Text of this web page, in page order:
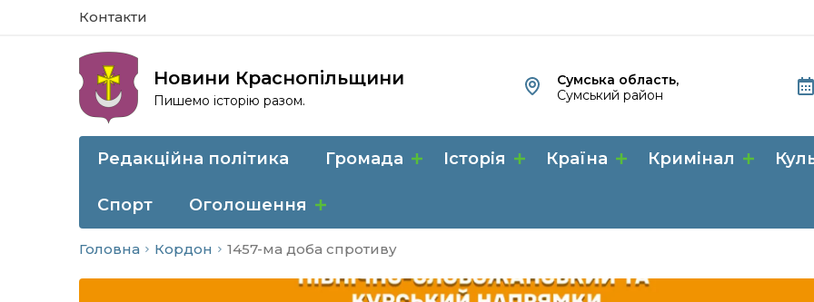
Контакти
Новини Краснопільщини
Пишемо історію разом.
Сумська область,
Сумський район
Редакційна політика Громада Історія Країна Кримінал
Спорт Оголошення
Головна Кордон 1457-ма доба спротиву